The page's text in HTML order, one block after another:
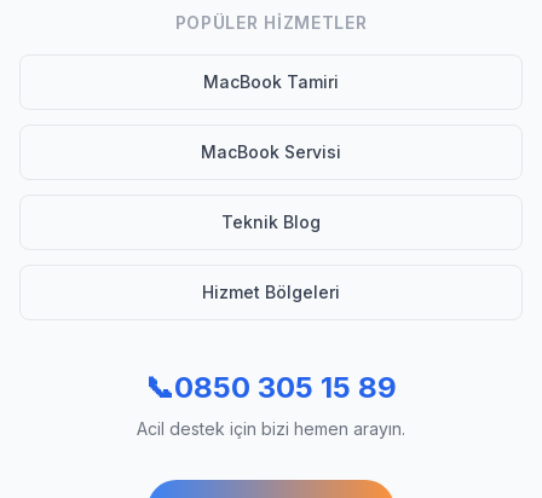
POPÜLER HIZMETLER
MacBook Tamiri
MacBook Servisi
Teknik Blog
Hizmet Bölgeleri
📞0850 305 15 89
Acil destek için bizi hemen arayın.